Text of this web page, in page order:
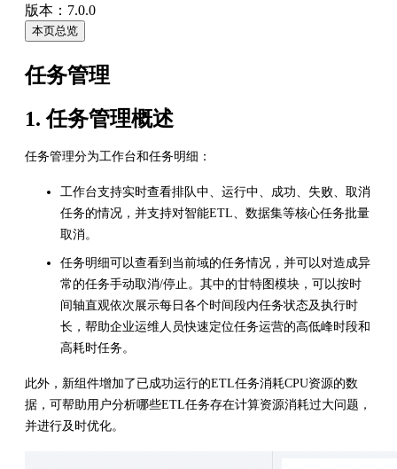
版本：7.0.0
本页总览
任务管理
1. 任务管理概述
任务管理分为工作台和任务明细：
工作台支持实时查看排队中、运行中、成功、失败、取消
任务的情况，并支持对智能ETL、数据集等核心任务批量
取消。
任务明细可以查看到当前域的任务情况，并可以对造成异
常的任务手动取消/停止。其中的甘特图模块，可以按时
间轴直观依次展示每日各个时间段内任务状态及执行时
长，帮助企业运维人员快速定位任务运营的高低峰时段和
高耗时任务。
此外，新组件增加了已成功运行的ETL任务消耗CPU资源的数
据，可帮助用户分析哪些ETL任务存在计算资源消耗过大问题，
并进行及时优化。